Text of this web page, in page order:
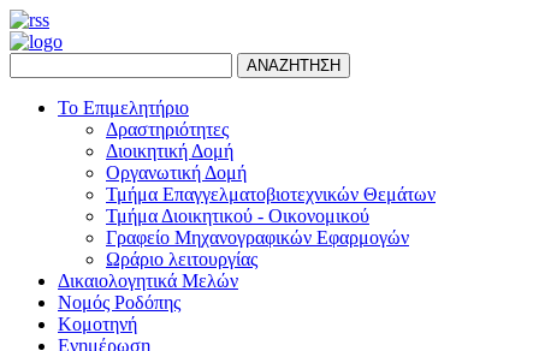
ΑΝΑΖΗΤΗΣΗ
Το Επιμελητήριο
Δραστηριότητες
Διοικητική Δομή
Οργανωτική Δομή
Τμήμα Επαγγελματοβιοτεχνικών Θεμάτων
Τμήμα Διοικητικού - Οικονομικού
Γραφείο Μηχανογραφικών Εφαρμογών
Ωράριο λειτουργίας
Δικαιολογητικά Μελών
Νομός Ροδόπης
Κομοτηνή
Ενημέρωση